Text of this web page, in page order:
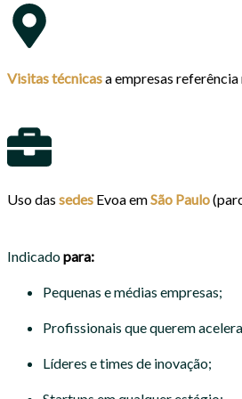
Visitas técnicasa empresas
Uso das sedes Evoa emSão Paulo
Indicadopara:
Pequenas e médias empresas;
Profissionais que querem
Líderes e times de inovação;